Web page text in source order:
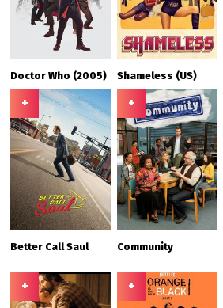
Doctor Who (2005) Shameless (US)
+
Better Call Saul
+
Community
+ +